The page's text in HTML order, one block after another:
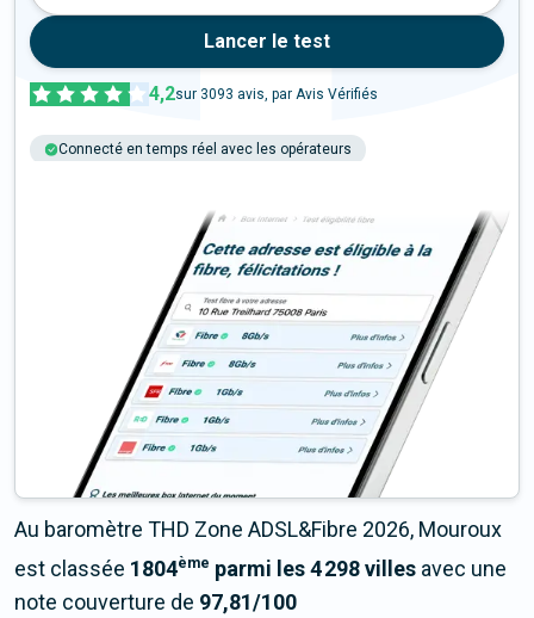
Lancer le test
4,2sur 3093 avis, par Avis Vérifiés
Connecté en temps réel avec les opérateurs
Au baromètre THD Zone ADSL&Fibre 2026, Mouroux
est classée 1804ème parmi les 4 298 villes avec une
note couverture de 97,81/100